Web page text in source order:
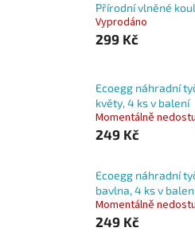
Přírodní vlněné
Vyprodáno
299 Kč
Ecoegg náhradní
květy, 4 ks v balení
Momentálně
249 Kč
Ecoegg náhradní
bavlna, 4 ks v
Momentálně
249 Kč